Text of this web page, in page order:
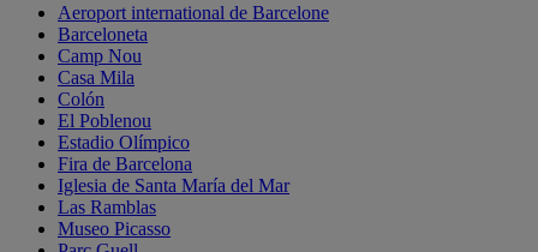
Aeroport international de Barcelone
Barceloneta
Camp Nou
Casa Mila
Colón
El Poblenou
Estadio Olímpico
Fira de Barcelona
Iglesia de Santa María del Mar
Las Ramblas
Museo Picasso